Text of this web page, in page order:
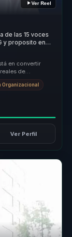
Ver Reel
de las 15 voces
y proposito en
en convertir
de
Organizacional
Ver Perfil